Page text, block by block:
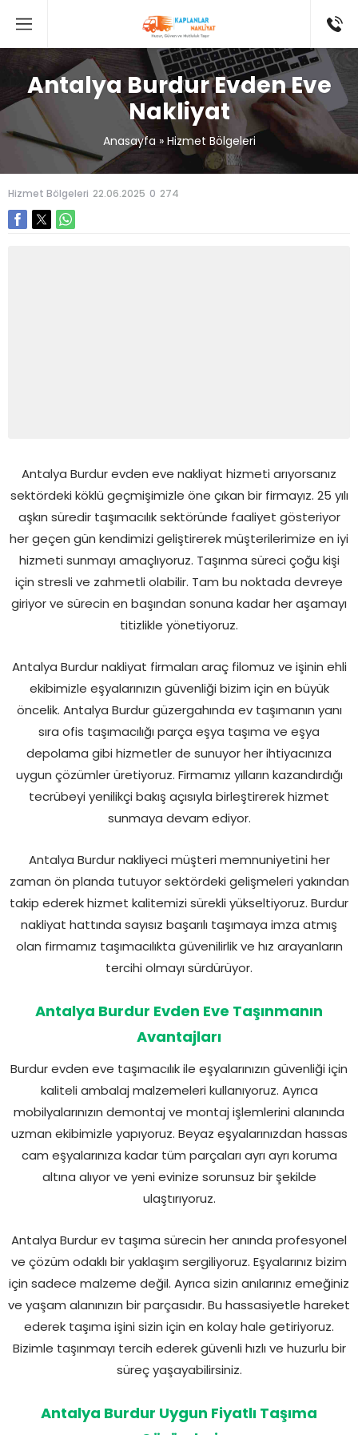
Antalya Burdur Evden Eve
Nakliyat
Anasayfa» Hizmet Bölgeleri
Hizmet Bölgeleri 22.06.2025 0 274
Antalya Burdur evden eve nakliyat hizmeti arıyorsanız
sektördeki köklü geçmişimizle öne çıkan bir firmayız. 25 yılı
aşkın süredir taşımacılık sektöründe faaliyet gösteriyor
her geçen gün kendimizi geliştirerek müşterilerimize en iyi
hizmeti sunmayı amaçlıyoruz. Taşınma süreci çoğu kişi
için stresli ve zahmetli olabilir. Tam bu noktada devreye
giriyor ve sürecin en başından sonuna kadar her aşamayı
titizlikle yönetiyoruz.
Antalya Burdur nakliyat firmaları araç filomuz ve işinin ehli
ekibimizle eşyalarınızın güvenliği bizim için en büyük
öncelik. Antalya Burdur güzergahında ev taşımanın yanı
sıra ofis taşımacılığı parça eşya taşıma ve eşya
depolama gibi hizmetler de sunuyor her ihtiyacınıza
uygun çözümler üretiyoruz. Firmamız yılların kazandırdığı
tecrübeyi yenilikçi bakış açısıyla birleştirerek hizmet
sunmaya devam ediyor.
Antalya Burdur nakliyeci müşteri memnuniyetini her
zaman ön planda tutuyor sektördeki gelişmeleri yakından
takip ederek hizmet kalitemizi sürekli yükseltiyoruz. Burdur
nakliyat hattında sayısız başarılı taşımaya imza atmış
olan firmamız taşımacılıkta güvenilirlik ve hız arayanların
tercihi olmayı sürdürüyor.
Antalya Burdur Evden Eve Taşınmanın
Avantajları
Burdur evden eve taşımacılık ile eşyalarınızın güvenliği için
kaliteli ambalaj malzemeleri kullanıyoruz. Ayrıca
mobilyalarınızın demontaj ve montaj işlemlerini alanında
uzman ekibimizle yapıyoruz. Beyaz eşyalarınızdan hassas
cam eşyalarınıza kadar tüm parçaları ayrı ayrı koruma
altına alıyor ve yeni evinize sorunsuz bir şekilde
ulaştırıyoruz.
Antalya Burdur ev taşıma sürecin her anında profesyonel
ve çözüm odaklı bir yaklaşım sergiliyoruz. Eşyalarınız bizim
için sadece malzeme değil. Ayrıca sizin anılarınız emeğiniz
ve yaşam alanınızın bir parçasıdır. Bu hassasiyetle hareket
ederek taşıma işini sizin için en kolay hale getiriyoruz.
Bizimle taşınmayı tercih ederek güvenli hızlı ve huzurlu bir
süreç yaşayabilirsiniz.
Antalya Burdur Uygun Fiyatlı Taşıma